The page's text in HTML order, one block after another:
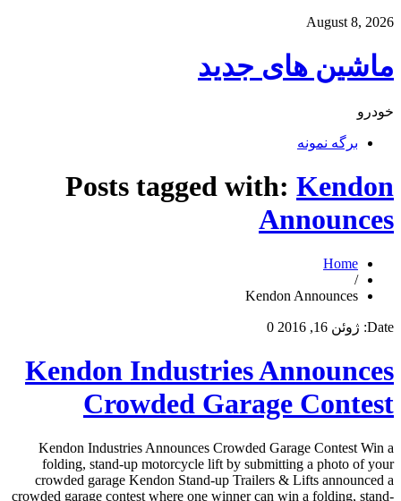
August 8, 2026
ماشین های جدید
خودرو
برگه نمونه
Posts tagged with: Kendon
Announces
Home
/
Kendon Announces
Date: ژوئن 16, 2016 0
Kendon Industries Announces
Crowded Garage Contest
Kendon Industries Announces Crowded Garage Contest Win a
folding, stand-up motorcycle lift by submitting a photo of your
crowded garage Kendon Stand-up Trailers & Lifts announced a
crowded garage contest where one winner can win a folding, stand-